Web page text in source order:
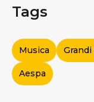
Tags
Musica
Aespa